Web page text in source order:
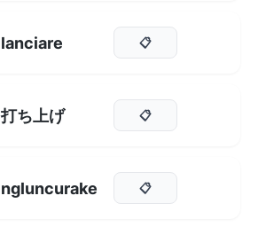
lanciare 📋
打ち上げ 📋
ngluncurake 📋